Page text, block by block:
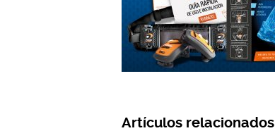
Artículos relacionados